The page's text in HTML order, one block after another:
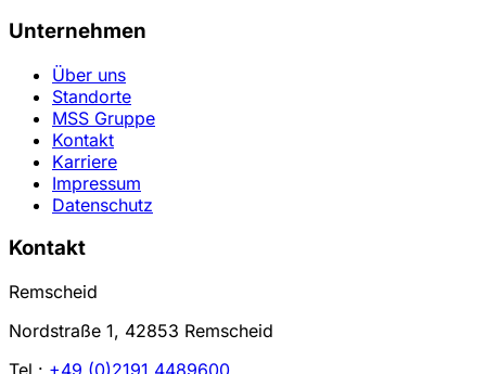
Unternehmen
Über uns
Standorte
MSS Gruppe
Kontakt
Karriere
Impressum
Datenschutz
Kontakt
Remscheid
Nordstraße 1, 42853 Remscheid
Tel.: +49 (0)2191 4489600